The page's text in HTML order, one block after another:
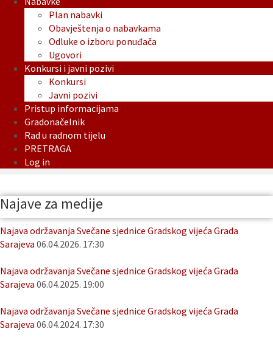
Plan nabavki
Obavještenja o nabavkama
Odluke o izboru ponuđača
Ugovori
Konkursi i javni pozivi
Konkursi
Javni pozivi
Pristup informacijama
Gradonačelnik
Rad u radnom tijelu
PRETRAGA
Log in
Najave za medije
Najava održavanja Svečane sjednice Gradskog vijeća Grada
Sarajeva 06.04.2026. 17:30
Najava održavanja Svečane sjednice Gradskog vijeća Grada
Sarajeva 06.04.2025. 19:00
Najava održavanja Svečane sjednice Gradskog vijeća Grada
Sarajeva 06.04.2024. 17:30